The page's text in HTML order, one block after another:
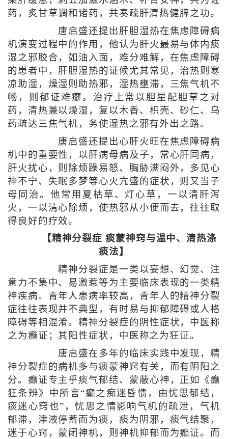
药，炙甘草调和诸药，共奏疏肝清热健脾之功。
唐启盛还提出肝胆湿热在焦虑障碍病
机演变过程中的作用，他认为肝火最易与体内痰
湿之邪胶合，如油入面，难分难解，在焦虑障碍
的患者中，肝胆湿热的证候尤其常见，治热则寒
凉助湿，燥湿则助热邪，湿热壅滞，三焦气机不
畅，则郁证难瘳。治疗上常以胆星配胆草之对
药，清热兼以燥湿，复以木香、枳壳、砂仁、乌
药疏达三焦气机，务使湿热之邪有外出之路。
唐启盛还提出心肝火旺在焦虑障碍病
机中的重要性，以肝病母病及子，常心肝同病，
肝火扰心，则除烦躁易怒、胸胁满闷外，多见心
神不宁、失眠多梦等心火亢盛的症状，则又当子
母同治。他常用夏枯草、灯心草，一以清肝泻
火，一以清心除烦，使热邪从小便而去，往往取
得良好的疗效。
【精神分裂症 痰蒙神窍与温中、清热涤
痰法】
精神分裂症是一类以妄想、幻觉、注
意力不集中、易激惹等为主要临床表现的一类精
神疾病。青年人患病率较高，青年人的精神分裂
症往往表现并不典型，有时易与抑郁障碍或人格
障碍等相混淆。精神分裂症的阴性症状，中医称
之为癫证；其阳性症状，中医称之为狂证。
唐启盛在多年的临床实践中发现，精
神分裂症的病机多与痰蒙神窍有关，而有阴阳之
分。癫证专主乎痰气郁结、蒙蔽心神，正如《癫
狂条辨》中所言“癫之痴迷昏愦，由忧思郁结，
痰迷心窍也”，忧思之情影响气机的疏泄，气机
郁滞，津液停蓄而为痰，痰为阴邪，痰气结聚，
迷于心窍，蒙闭神机，则神机抑郁而为癫证。而